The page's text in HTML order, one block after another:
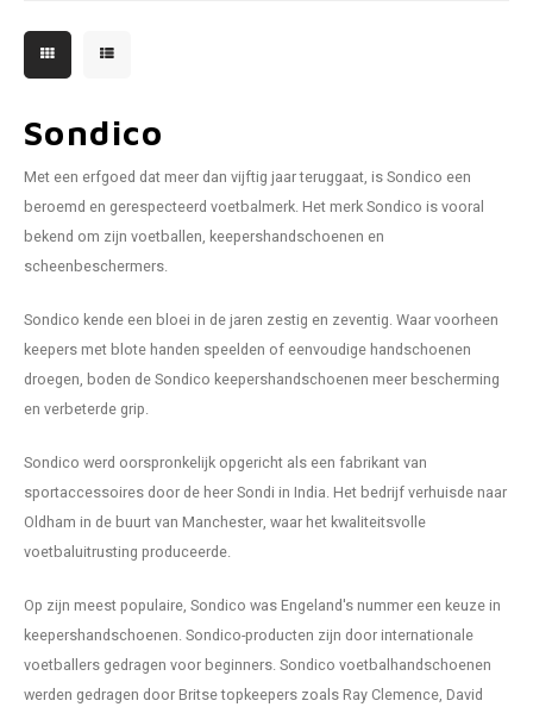
Sondico
Met een erfgoed dat meer dan vijftig jaar teruggaat, is Sondico een
beroemd en gerespecteerd voetbalmerk. Het merk Sondico is vooral
bekend om zijn voetballen, keepershandschoenen en
scheenbeschermers.
Sondico kende een bloei in de jaren zestig en zeventig. Waar voorheen
keepers met blote handen speelden of eenvoudige handschoenen
droegen, boden de Sondico keepershandschoenen meer bescherming
en verbeterde grip.
Sondico werd oorspronkelijk opgericht als een fabrikant van
sportaccessoires door de heer Sondi in India. Het bedrijf verhuisde naar
Oldham in de buurt van Manchester, waar het kwaliteitsvolle
voetbaluitrusting produceerde.
Op zijn meest populaire, Sondico was Engeland's nummer een keuze in
keepershandschoenen. Sondico-producten zijn door internationale
voetballers gedragen voor beginners. Sondico voetbalhandschoenen
werden gedragen door Britse topkeepers zoals Ray Clemence, David